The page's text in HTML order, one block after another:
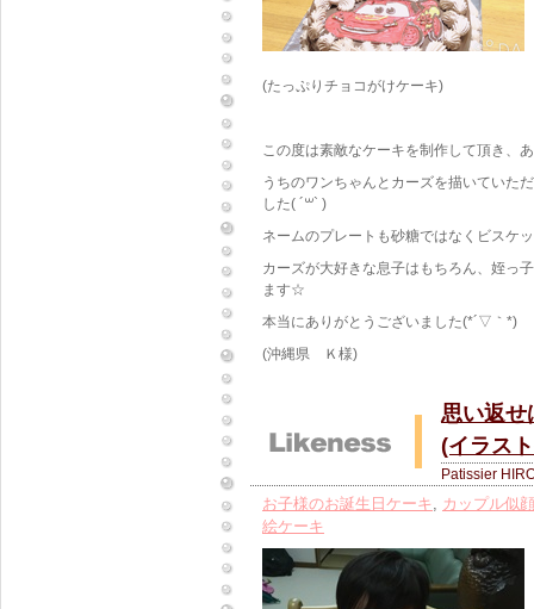
(たっぷりチョコがけケーキ)
この度は素敵なケーキを制作して頂き、
うちのワンちゃんとカーズを描いていた
した( ´꒳​` )
ネームのプレートも砂糖ではなくビスケ
カーズが大好きな息子はもちろん、姪っ
ます☆
本当にありがとうございました(*´▽｀*)
(沖縄県 Ｋ様)
思い返せ
(イラス
Patissier
お子様のお誕生日ケーキ, カップル似
絵ケーキ